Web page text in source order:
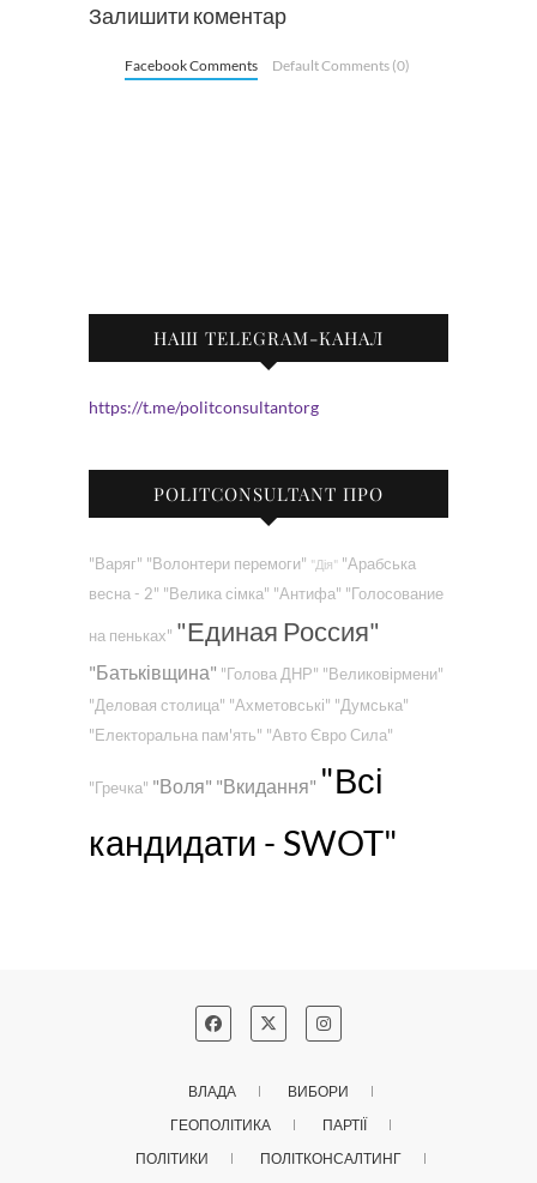
Залишити коментар
Facebook Comments Default Comments (0)
НАШ TELEGRAM-КАНАЛ
https://t.me/politconsultantorg
POLITCONSULTANT ПРО
"Варяг" "Волонтери перемоги" "Дія" "Арабська
весна - 2" "Велика сімка" "Антифа" "Голосование
на пеньках" "Единая Россия"
"Батьківщина" "Голова ДНР" "Великовірмени"
"Деловая столица" "Ахметовські" "Думська"
"Електоральна пам'ять" "Авто Євро Сила"
"Гречка" "Воля" "Вкидання" "Всі
кандидати - SWOT"
ВЛАДА
ВИБОРИ
ГЕОПОЛІТИКА
ПАРТІЇ
ПОЛІТИКИ
ПОЛІТКОНСАЛТИНГ